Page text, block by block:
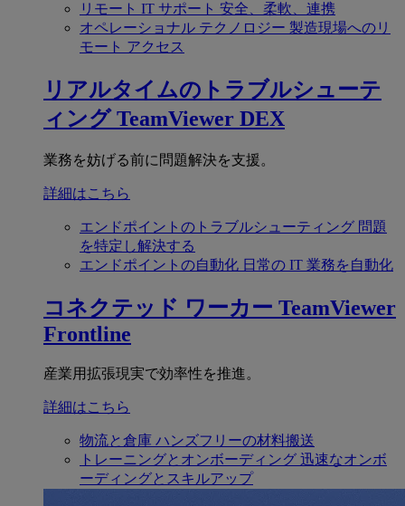
リモート IT サポート 安全、柔軟、連携
オペレーショナル テクノロジー 製造現場へのリ
モート アクセス
リアルタイムのトラブルシューテ
ィング TeamViewer DEX
業務を妨げる前に問題解決を支援。
詳細はこちら
エンドポイントのトラブルシューティング 問題
を特定し解決する
エンドポイントの自動化 日常の IT 業務を自動化
コネクテッド ワーカー TeamViewer
Frontline
産業用拡張現実で効率性を推進。
詳細はこちら
物流と倉庫 ハンズフリーの材料搬送
トレーニングとオンボーディング 迅速なオンボ
ーディングとスキルアップ